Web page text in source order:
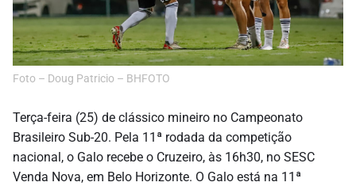
Foto – Doug Patricio – BHFOTO
Terça-feira (25) de clássico mineiro no Campeonato
Brasileiro Sub-20. Pela 11ª rodada da competição
nacional, o Galo recebe o Cruzeiro, às 16h30, no SESC
Venda Nova, em Belo Horizonte. O Galo está na 11ª